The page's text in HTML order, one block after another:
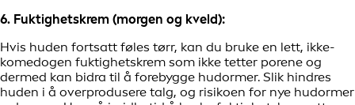
6. Fuktighetskrem (morgen og kveld):
Hvis huden fortsatt føles tørr, kan du bruke en lett, ikke-
komedogen fuktighetskrem som ikke tetter porene og
dermed kan bidra til å forebygge hudormer. Slik hindres
huden i å overprodusere talg, og risikoen for nye hudormer